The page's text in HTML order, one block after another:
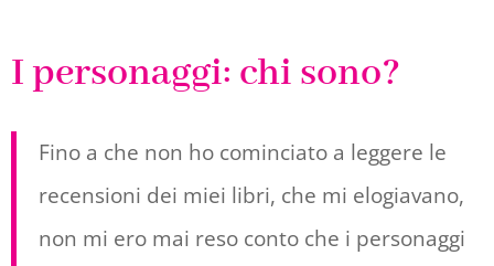
I personaggi: chi sono?
Fino a che non ho cominciato a leggere le
recensioni dei miei libri, che mi elogiavano,
non mi ero mai reso conto che i personaggi